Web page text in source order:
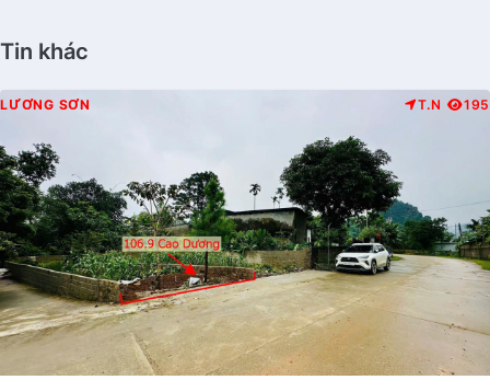
Tin khác
LƯƠNG SƠN T.N 195